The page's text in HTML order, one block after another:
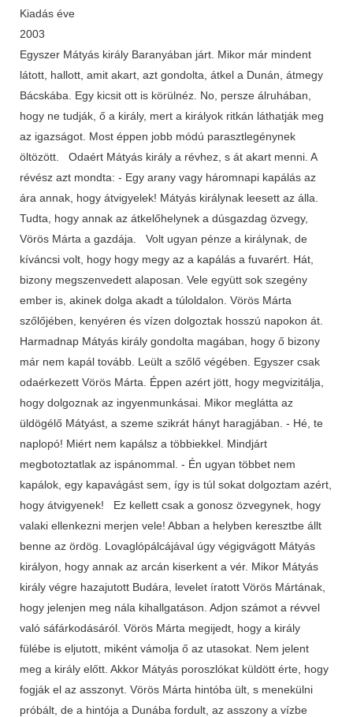
Kiadás éve
2003
Egyszer Mátyás király Baranyában járt. Mikor már mindent
látott, hallott, amit akart, azt gondolta, átkel a Dunán, átmegy
Bácskába. Egy kicsit ott is körülnéz. No, persze álruhában,
hogy ne tudják, ő a király, mert a királyok ritkán láthatják meg
az igazságot. Most éppen jobb módú parasztlegénynek
öltözött. Odaért Mátyás király a révhez, s át akart menni. A
révész azt mondta: - Egy arany vagy háromnapi kapálás az
ára annak, hogy átvigyelek! Mátyás királynak leesett az álla.
Tudta, hogy annak az átkelőhelynek a dúsgazdag özvegy,
Vörös Márta a gazdája. Volt ugyan pénze a királynak, de
kíváncsi volt, hogy hogy megy az a kapálás a fuvarért. Hát,
bizony megszenvedett alaposan. Vele együtt sok szegény
ember is, akinek dolga akadt a túloldalon. Vörös Márta
szőlőjében, kenyéren és vízen dolgoztak hosszú napokon át.
Harmadnap Mátyás király gondolta magában, hogy ő bizony
már nem kapál tovább. Leült a szőlő végében. Egyszer csak
odaérkezett Vörös Márta. Éppen azért jött, hogy megvizitálja,
hogy dolgoznak az ingyenmunkásai. Mikor meglátta az
üldögélő Mátyást, a szeme szikrát hányt haragjában. - Hé, te
naplopó! Miért nem kapálsz a többiekkel. Mindjárt
megbotoztatlak az ispánommal. - Én ugyan többet nem
kapálok, egy kapavágást sem, így is túl sokat dolgoztam azért,
hogy átvigyenek! Ez kellett csak a gonosz özvegynek, hogy
valaki ellenkezni merjen vele! Abban a helyben keresztbe állt
benne az ördög. Lovaglópálcájával úgy végigvágott Mátyás
királyon, hogy annak az arcán kiserkent a vér. Mikor Mátyás
király végre hazajutott Budára, levelet íratott Vörös Mártának,
hogy jelenjen meg nála kihallgatáson. Adjon számot a révvel
való sáfárkodásáról. Vörös Márta megijedt, hogy a király
fülébe is eljutott, miként vámolja ő az utasokat. Nem jelent
meg a király előtt. Akkor Mátyás poroszlókat küldött érte, hogy
fogják el az asszonyt. Vörös Márta hintóba ült, s menekülni
próbált, de a hintója a Dunába fordult, az asszony a vízbe